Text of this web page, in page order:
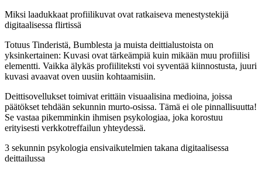
Miksi laadukkaat profiilikuvat ovat ratkaiseva menestystekijä
digitaalisessa flirtissä
Totuus Tinderistä, Bumblesta ja muista deittialustoista on
yksinkertainen: Kuvasi ovat tärkeämpiä kuin mikään muu profiilisi
elementti. Vaikka älykäs profiiliteksti voi syventää kiinnostusta, juuri
kuvasi avaavat oven uusiin kohtaamisiin.
Deittisovellukset toimivat erittäin visuaalisina medioina, joissa
päätökset tehdään sekunnin murto-osissa. Tämä ei ole pinnallisuutta!
Se vastaa pikemminkin ihmisen psykologiaa, joka korostuu
erityisesti verkkotreffailun yhteydessä.
3 sekunnin psykologia ensivaikutelmien takana digitaalisessa
deittailussa